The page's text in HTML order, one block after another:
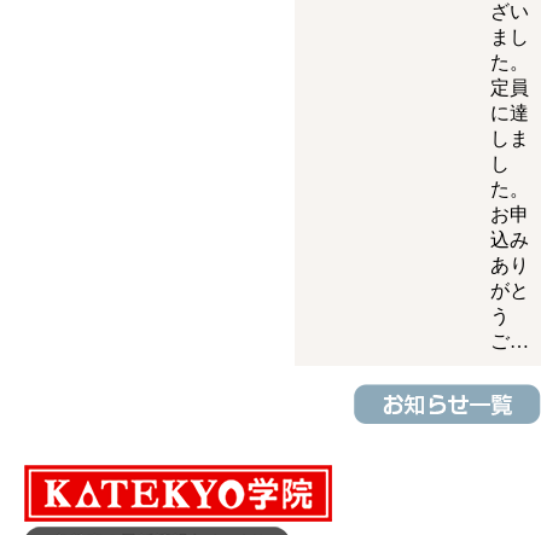
ざい
まし
た。
定員
に達
しま
し
た。
お申
込み
あり
がと
う
ご…